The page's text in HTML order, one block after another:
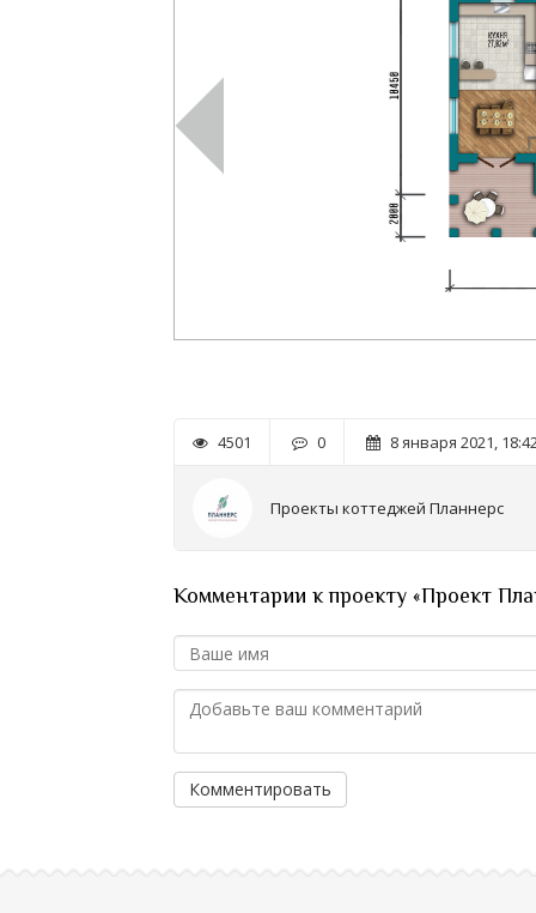
4501 0 8 января 2021,
Проекты коттеджей Планнерс
Комментарии к проекту «Проект
Комментировать